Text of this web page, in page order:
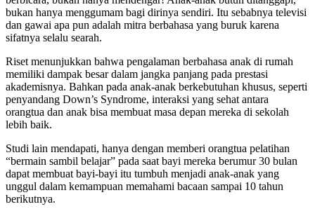
bukan hanya menggumam bagi dirinya sendiri. Itu sebabnya televisi
dan gawai apa pun adalah mitra berbahasa yang buruk karena
sifatnya selalu searah.
Riset menunjukkan bahwa pengalaman berbahasa anak di rumah
memiliki dampak besar dalam jangka panjang pada prestasi
akademisnya. Bahkan pada anak-anak berkebutuhan khusus, seperti
penyandang Down’s Syndrome, interaksi yang sehat antara
orangtua dan anak bisa membuat masa depan mereka di sekolah
lebih baik.
Studi lain mendapati, hanya dengan memberi orangtua pelatihan
“bermain sambil belajar” pada saat bayi mereka berumur 30 bulan
dapat membuat bayi-bayi itu tumbuh menjadi anak-anak yang
unggul dalam kemampuan memahami bacaan sampai 10 tahun
berikutnya.